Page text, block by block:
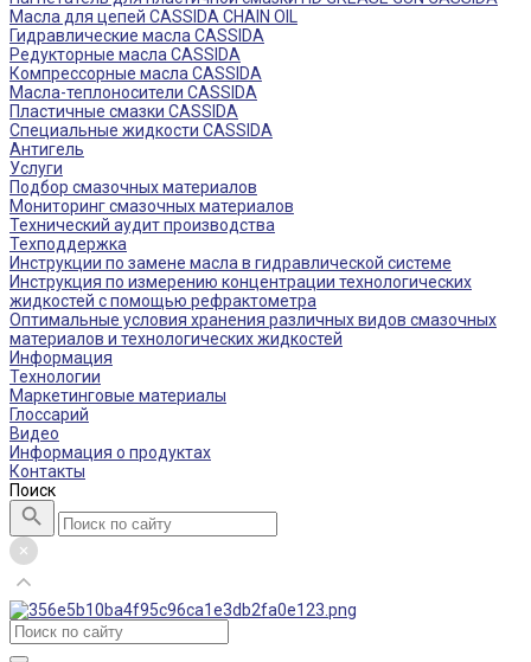
Масла для цепей CASSIDA CHAIN OIL
Гидравлические масла CASSIDA
Редукторные масла CASSIDA
Компрессорные масла CASSIDA
Масла-теплоносители CASSIDA
Пластичные смазки CASSIDA
Специальные жидкости CASSIDA
Антигель
Услуги
Подбор смазочных материалов
Мониторинг смазочных материалов
Технический аудит производства
Техподдержка
Инструкции по замене масла в гидравлической системе
Инструкция по измерению концентрации технологических
жидкостей с помощью рефрактометра
Оптимальные условия хранения различных видов смазочных
материалов и технологических жидкостей
Информация
Технологии
Маркетинговые материалы
Глоссарий
Видео
Информация о продуктах
Контакты
Поиск